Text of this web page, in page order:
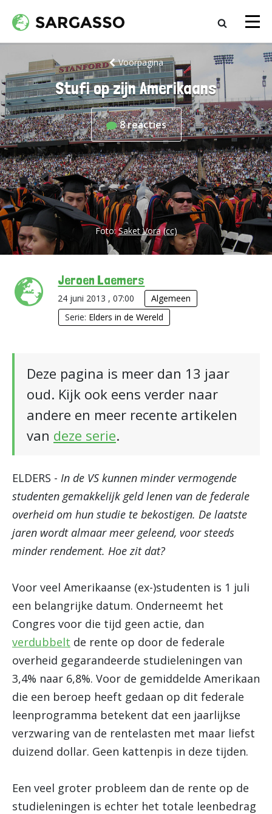
Voorpagina
Stufi op zijn Amerikaans
8reacties
Foto:Saket Vora (cc)
Jeroen Laemers
24 juni 2013 , 07:00
Algemeen
Serie: Elders in de Wereld
Deze pagina is meer dan 13 jaar
oud. Kijk ook eens verder naar
andere en meer recente artikelen
van deze serie.
ELDERS - In de VS kunnen minder vermogende
studenten gemakkelijk geld lenen van de federale
overheid om hun studie te bekostigen. De laatste
jaren wordt almaar meer geleend, voor steeds
minder rendement. Hoe zit dat?
Voor veel Amerikaanse (ex-)studenten is 1 juli
een belangrijke datum. Onderneemt het
Congres voor die tijd geen actie, dan
verdubbelt de rente op door de federale
overheid gegarandeerde studieleningen van
3,4% naar 6,8%. Voor de gemiddelde Amerikaan
die een beroep heeft gedaan op dit federale
leenprogramma betekent dat een jaarlijkse
verzwaring van de rentelasten met maar liefst
duizend dollar. Geen kattenpis in deze tijden.
Een veel groter probleem dan de rente op de
studieleningen is echter het totale leenbedrag